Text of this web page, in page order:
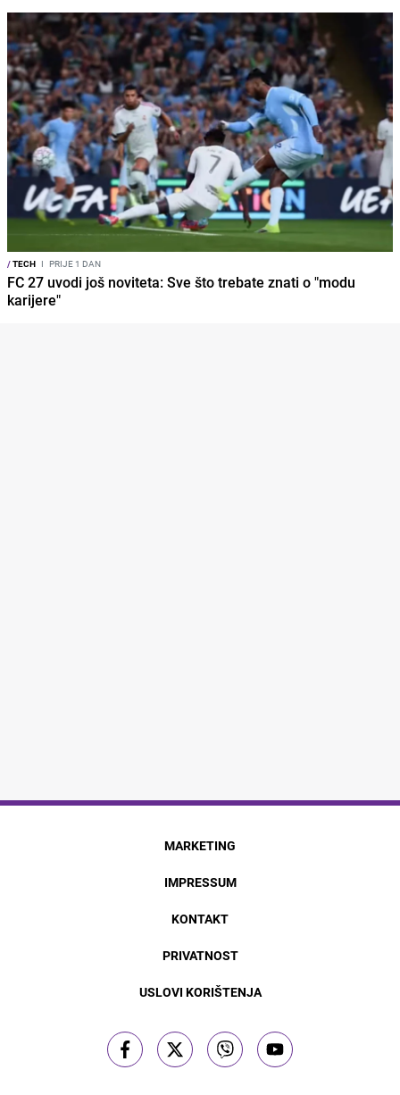
/TECH I PRIJE 1 DAN
FC 27 uvodi još noviteta: Sve što trebate znati o "modu
karijere"
MARKETING
IMPRESSUM
KONTAKT
PRIVATNOST
USLOVI KORIŠTENJA